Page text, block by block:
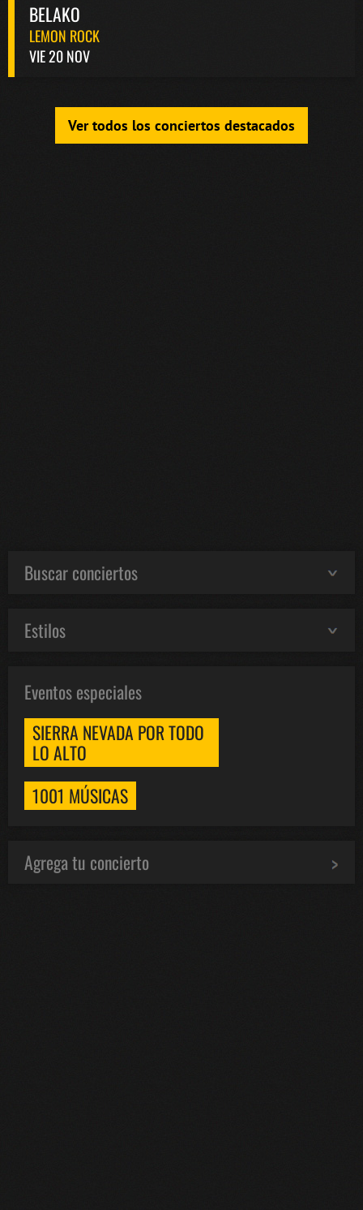
BELAKO
LEMON ROCK
VIE 20 NOV
Ver todos los conciertos destacados
Buscar conciertos
Estilos
Eventos especiales
SIERRA NEVADA POR TODO
LO ALTO
1001 MÚSICAS
Agrega tu concierto